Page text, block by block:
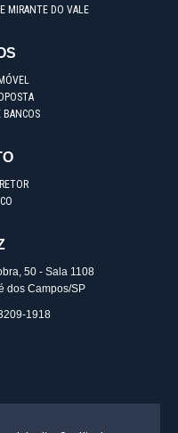
MIRANTE DO VALE
BANCOS
50 - Sala 1108
dos Campos/SP
1918